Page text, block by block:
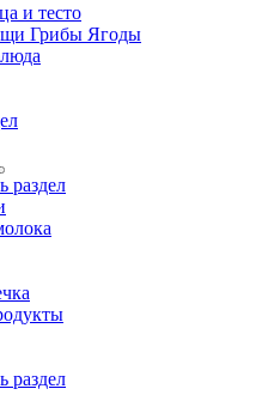
и тесто
Грибы Ягоды
раздел
раздел